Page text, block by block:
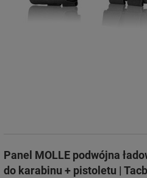
Panel MOLLE podwójna
do karabinu + pistoletu |